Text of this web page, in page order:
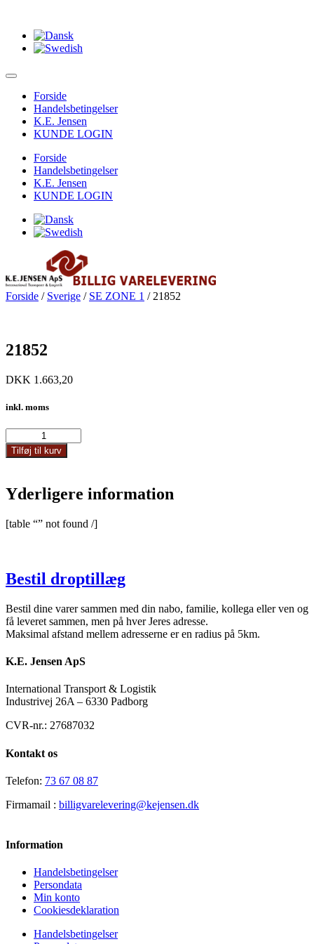
Forside
Handelsbetingelser
K.E. Jensen
KUNDE LOGIN
Forside
Handelsbetingelser
K.E. Jensen
KUNDE LOGIN
Forside / Sverige / SE ZONE 1 / 21852
21852
DKK 1.663,20
inkl. moms
antal
Tilføj til kurv
Yderligere information
[table “” not found /]
Bestil droptillæg
Bestil dine varer sammen med din nabo, familie, kollega eller ven og
få leveret sammen, men på hver Jeres adresse.
Maksimal afstand mellem adresserne er en radius på 5km.
K.E. Jensen ApS
International Transport & Logistik
Industrivej 26A – 6330 Padborg
CVR-nr.: 27687032
Kontakt os
Telefon: 73 67 08 87
Firmamail : billigvarelevering@kejensen.dk
Information
Handelsbetingelser
Persondata
Min konto
Cookiesdeklaration
Handelsbetingelser